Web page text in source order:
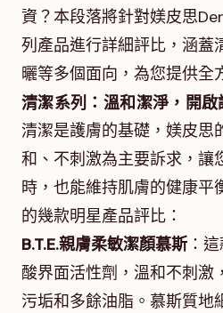
資？本段落將針對媄皮思
列產品進行詳細評比，涵蓋
曬等多個面向，為您提供全
清潔系列：溫和潔淨，開
清潔是護膚的基礎，媄皮思
和、不刺激為主要訴求，讓
時，也能維持肌膚的健康平
的幾款明星產品評比：
B.T.E.親膚柔敏潔顏慕斯 ：
酸界面活性劑，溫和不刺激
污垢和多餘油脂。慕斯質地